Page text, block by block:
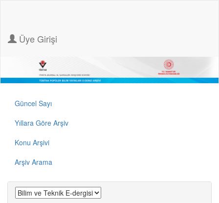
Üye Girişi
Güncel Sayı
Yıllara Göre Arşiv
Konu Arşivi
Arşiv Arama